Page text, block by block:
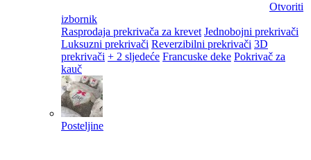
Otvoriti
izbornik
Rasprodaja prekrivača za krevet Jednobojni prekrivači
Luksuzni prekrivači Reverzibilni prekrivači 3D
prekrivači + 2 sljedeće Francuske deke Pokrivač za
kauč
Posteljine